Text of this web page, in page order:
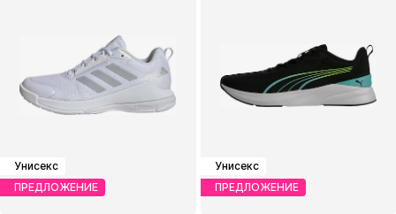
Унисекс
ПРЕДЛОЖЕНИЕ
Унисекс
ПРЕДЛОЖЕНИЕ